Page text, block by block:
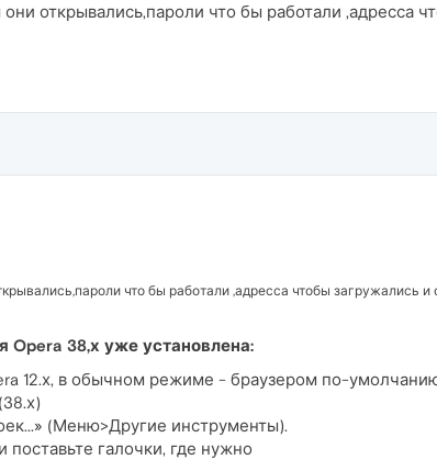
открывались,пароли что бы работали ,адресса
что бы работали ,адресса чтобы загружались и
Opera 38,х уже установлена:
12.х, в обычном режиме - браузером по-
(Меню>Другие инструменты).
поставьте галочки, где нужно